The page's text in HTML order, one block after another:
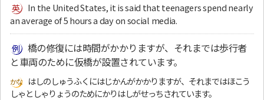
In the United States, it is said that teenagers spend nearly
an average of 5 hours a day on social media.
橋の修復には時間がかかりますが、それまでは歩行者
と車両のために仮橋が設置されています。
はしのしゅうふくにはじかんがかかりますが、それまではほこう
しゃとしゃりょうのためにかりはしがせっちされています。